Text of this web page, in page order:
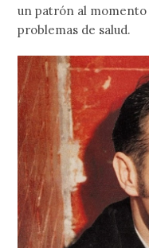
un patrón al
problemas de salud.